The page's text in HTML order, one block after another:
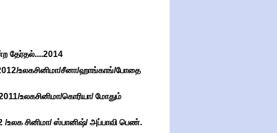
தேர்தல்....2014
உலகசினிமா/சீனா/ஹாங்காங்/போதை
உலகசினிமா/கொரியா/ மோதும்
/உலக சினிமா/ ஸ்பானிஷ்/ அப்பாவி பெண்.